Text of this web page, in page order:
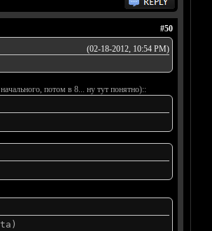
#50
(02-18-2012, 10:54 PM)
потом в 8... ну тут понятно)::